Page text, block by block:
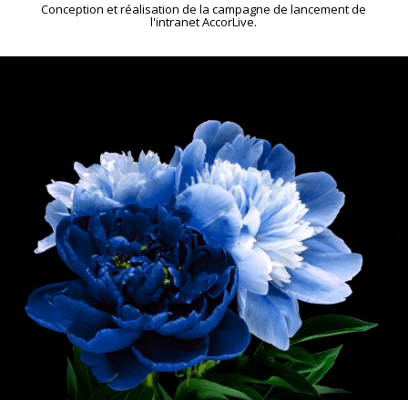
Conception et réalisation de la campagne de lancement de
l'intranet AccorLive.